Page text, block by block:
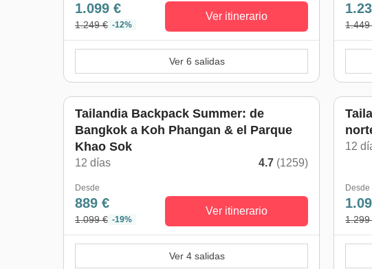
1.099 €
1.249 € -12%
Ver itinerario
Ver 6 salidas
1.449
Tailandia Backpack Summer: de
Bangkok a Koh Phangan & el Parque
Khao Sok
12 días 4.7 (1259)
Desde
889 €
1.099 € -19%
Ver itinerario
Ver 4 salidas
De
12
Desde
1.299